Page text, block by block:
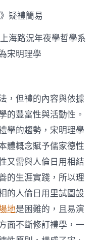
中
疑禮簡易
海路況年夜學哲學系
宋明理學
，但禮的內容與依據
的豐富性與活動性。
學的趨勢，宋明理學
體概念賦予儒家德性
又需與人倫日用相結
的生涯實踐，所以理
的人倫日用里試圖設
地是困難的，且易演
面不斷修訂禮學，一